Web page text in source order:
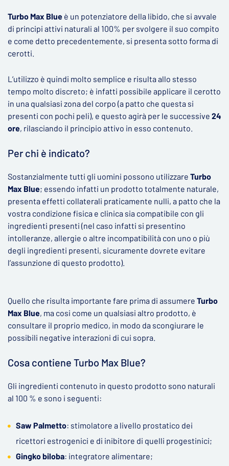
Turbo Max Blue è un potenziatore della libido, che si avvale
di principi attivi naturali al 100% per svolgere il suo compito
e come detto precedentemente, si presenta sotto forma di
cerotti.
L’utilizzo è quindi molto semplice e risulta allo stesso
tempo molto discreto; è infatti possibile applicare il cerotto
in una qualsiasi zona del corpo (a patto che questa si
presenti con pochi peli), e questo agirà per le successive 24
ore, rilasciando il principio attivo in esso contenuto.
Per chi è indicato?
Sostanzialmente tutti gli uomini possono utilizzare Turbo
Max Blue; essendo infatti un prodotto totalmente naturale,
presenta effetti collaterali praticamente nulli, a patto che la
vostra condizione fisica e clinica sia compatibile con gli
ingredienti presenti (nel caso infatti si presentino
intolleranze, allergie o altre incompatibilità con uno o più
degli ingredienti presenti, sicuramente dovrete evitare
l’assunzione di questo prodotto).
Quello che risulta importante fare prima di assumere Turbo
Max Blue, ma cosi come un qualsiasi altro prodotto, è
consultare il proprio medico, in modo da scongiurare le
possibili negative interazioni di cui sopra.
Cosa contiene Turbo Max Blue?
Gli ingredienti contenuto in questo prodotto sono naturali
al 100 % e sono i seguenti:
Saw Palmetto: stimolatore a livello prostatico dei
ricettori estrogenici e di inibitore di quelli progestinici;
Gingko biloba: integratore alimentare;